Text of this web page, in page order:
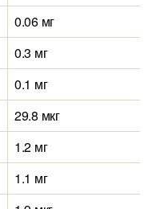
0.06 мг
0.3 мг
0.1 мг
29.8 мкг
1.2 мг
1.1 мг